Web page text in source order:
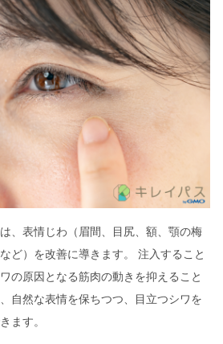
、表情じわ（眉間、目尻、額、顎の梅
ど）を改善に導きます。 注入すること
の原因となる筋肉の動きを抑えること
自然な表情を保ちつつ、目立つシワを
ます。